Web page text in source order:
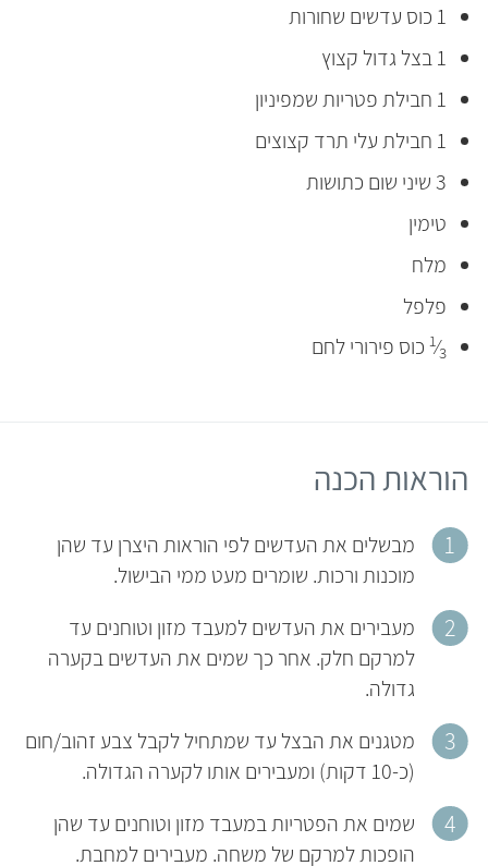
1 כוס עדשים שחורות
1 בצל גדול קצוץ
1 חבילת פטריות שמפיניון
1 חבילת עלי תרד קצוצים
3 שיני שום כתושות
טימין
מלח
פלפל
1⁄3 כוס פירורי לחם
הוראות הכנה
מבשלים את העדשים לפי הוראות היצרן עד שהן
מוכנות ורכות. שומרים מעט ממי הבישול.
מעבירים את העדשים למעבד מזון וטוחנים עד
למרקם חלק. אחר כך שמים את העדשים בקערה
גדולה.
מטגנים את הבצל עד שמתחיל לקבל צבע זהוב/חום
(כ-10 דקות) ומעבירים אותו לקערה הגדולה.
שמים את הפטריות במעבד מזון וטוחנים עד שהן
הופכות למרקם של משחה. מעבירים למחבת.